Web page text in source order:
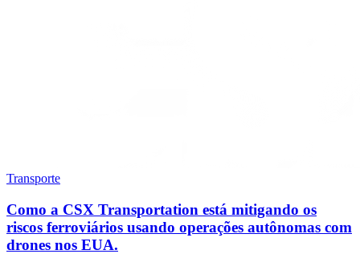
Transporte
Como a CSX Transportation está mitigando os
riscos ferroviários usando operações autônomas com
drones nos EUA.